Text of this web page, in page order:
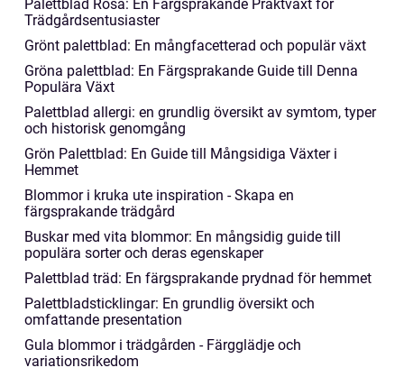
Palettblad Rosa: En Färgsprakande Praktväxt för
Trädgårdsentusiaster
Grönt palettblad: En mångfacetterad och populär växt
Gröna palettblad: En Färgsprakande Guide till Denna
Populära Växt
Palettblad allergi: en grundlig översikt av symtom, typer
och historisk genomgång
Grön Palettblad: En Guide till Mångsidiga Växter i
Hemmet
Blommor i kruka ute inspiration - Skapa en
färgsprakande trädgård
Buskar med vita blommor: En mångsidig guide till
populära sorter och deras egenskaper
Palettblad träd: En färgsprakande prydnad för hemmet
Palettbladsticklingar: En grundlig översikt och
omfattande presentation
Gula blommor i trädgården - Färgglädje och
variationsrikedom